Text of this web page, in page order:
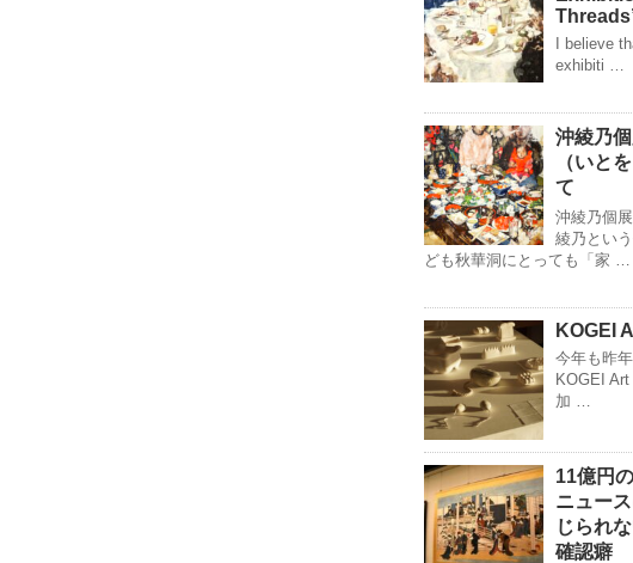
I believe
exhibiti …
沖綾乃
（いと
て
沖綾乃個
綾乃とい
ども秋華洞にとっても「家 …
KOGEI
今年も昨
KOGEI
加 …
11億円
ニュー
じられ
確認癖